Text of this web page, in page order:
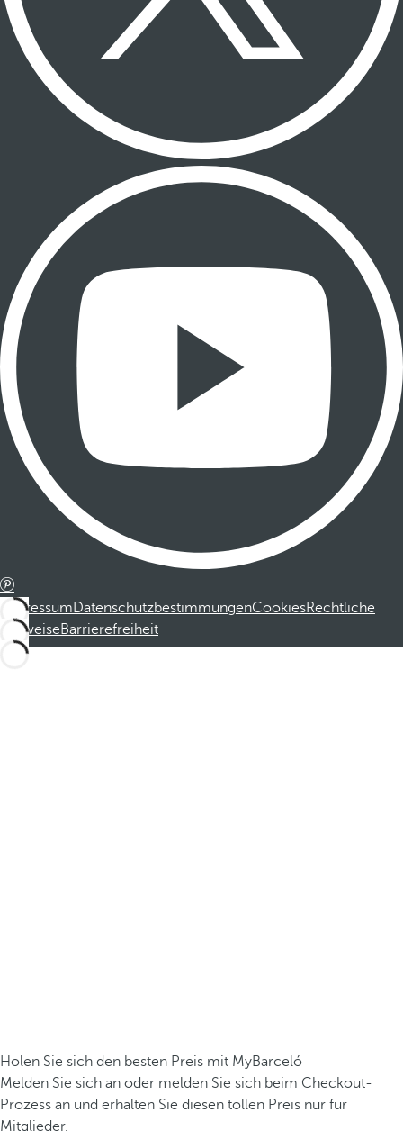
ImpressumDatenschutzbestimmungenCookiesRechtliche
HinweiseBarrierefreiheit
Holen Sie sich den besten Preis mit MyBarceló
Melden Sie sich an oder melden Sie sich beim Checkout-
Prozess an und erhalten Sie diesen tollen Preis nur für
Mitglieder.